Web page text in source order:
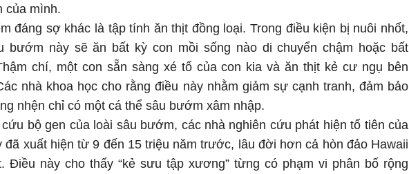
của mình.
đáng sợ khác là tập tính ăn thịt đồng loại. Trong điều kiện bị nuôi nhốt,
bướm này sẽ ăn bất kỳ con mồi sống nào di chuyển chậm hoặc bất
chí, một con sẵn sàng xé tổ của con kia và ăn thịt kẻ cư ngụ bên
nhà khoa học cho rằng điều này nhằm giảm sự cạnh tranh, đảm bảo
nhện chỉ có một cá thể sâu bướm xâm nhập.
cứu bộ gen của loài sâu bướm, các nhà nghiên cứu phát hiện tổ tiên của
đã xuất hiện từ 9 đến 15 triệu năm trước, lâu đời hơn cả hòn đảo Hawaii
Điều này cho thấy “kẻ sưu tập xương” từng có phạm vi phân bố rộng